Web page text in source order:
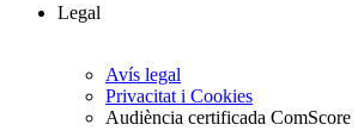
Legal
Avís legal
Privacitat i Cookies
Audiència certificada ComScore